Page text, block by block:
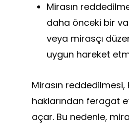
Mirasın
daha önceki bir
veya mirasçı
uygun hareket
Mirasın reddedilmesi,
haklarından feragat
açar. Bu nedenle,